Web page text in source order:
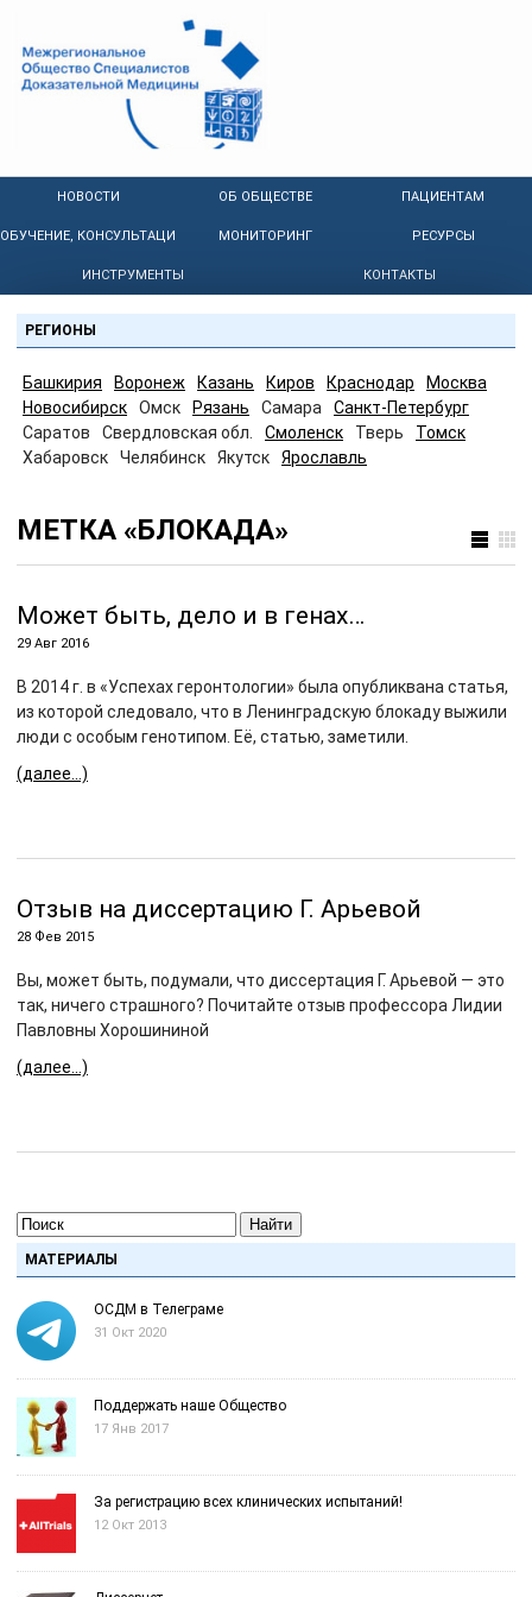
НОВОСТИ ОБ ОБЩЕСТВЕ ПАЦИЕНТАМ
ОБУЧЕНИЕ, КОНСУЛЬТАЦИИ МОНИТОРИНГ РЕСУРСЫ
ИНСТРУМЕНТЫ КОНТАКТЫ
РЕГИОНЫ
Башкирия Воронеж Казань Киров Краснодар
Москва
Новосибирск
Омск Рязань Самара
Санкт-Петербург
Саратов
Свердловская обл. Смоленск Тверь
Томск
Хабаровск
Челябинск Якутск Ярославль
МЕТКА «БЛОКАДА»
Может быть, дело и в генах…
29 Авг 2016
В 2014 г. в «Успехах геронтологии» была опубликвана статья,
из которой следовало, что в Ленинградскую блокаду выжили
люди с особым генотипом. Её, статью, заметили.
(далее…)
Отзыв на диссертацию Г. Арьевой
28 Фев 2015
Вы, может быть, подумали, что диссертация Г. Арьевой — это
так, ничего страшного? Почитайте отзыв профессора Лидии
Павловны Хорошининой
(далее…)
Найти
МАТЕРИАЛЫ
ОСДМ в Телеграме
31 Окт 2020
Поддержать наше Общество
17 Янв 2017
За регистрацию всех клинических испытаний!
12 Окт 2013